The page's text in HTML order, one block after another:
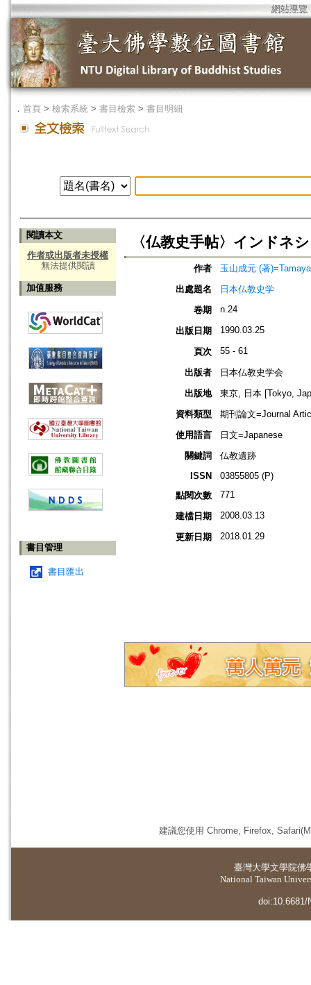
網站導覽
． 首頁 > 檢索系統 > 書目檢索 > 書目明細
閱讀本文
作者或出版者未授權
無法提供閱讀
加值服務
書目管理
書目匯出
〈仏教史手帖〉インドネ
作者
玉山成元 (著
出處題名
日本仏教史学
卷期
n.24
出版日期 1990.03.25
頁次 55 - 61
出版者
日本仏教史学会
出版地
東京, 日本 [Tokyo,
資料類型
期刊論文=Journal
使用語言
日文=Japanese
關鍵詞
仏教遺跡
ISSN
03855805 (P)
點閱次數
771
建檔日期 2008.03.13
更新日期 2018.01.29
建議您使用 Chrome, Firefox,
臺灣大學文學院佛
National Taiwan
doi:10.6681/